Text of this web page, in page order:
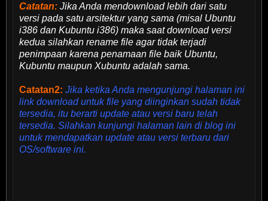
Catatan: Jika Anda mendownload lebih dari satu
versi pada satu arsitektur yang sama (misal Ubuntu
i386 dan Kubuntu i386) maka saat download versi
kedua silahkan rename file agar tidak terjadi
penimpaan karena penamaan file baik Ubuntu,
Kubuntu maupun Xubuntu adalah sama.
Catatan2: Jika ketika Anda mengunjungi halaman ini
link download untuk file yang diinginkan sudah tidak
tersedia, itu berarti update atau versi baru telah
tersedia. Silahkan kunjungi halaman lain di blog ini
untuk mendapatkan update atau versi terbaru dari
OS/software ini.